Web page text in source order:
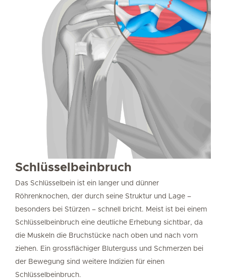
Schlüsselbeinbruch
Das Schlüsselbein ist ein langer und dünner
Röhrenknochen, der durch seine Struktur und Lage –
besonders bei Stürzen – schnell bricht. Meist ist bei einem
Schlüsselbeinbruch eine deutliche Erhebung sichtbar, da
die Muskeln die Bruchstücke nach oben und nach vorn
ziehen. Ein grossflächiger Bluterguss und Schmerzen bei
der Bewegung sind weitere Indizien für einen
Schlüsselbeinbruch.